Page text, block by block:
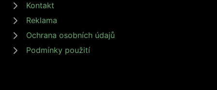
Kontakt
Reklama
Ochrana osobních údajů
Podmínky použití